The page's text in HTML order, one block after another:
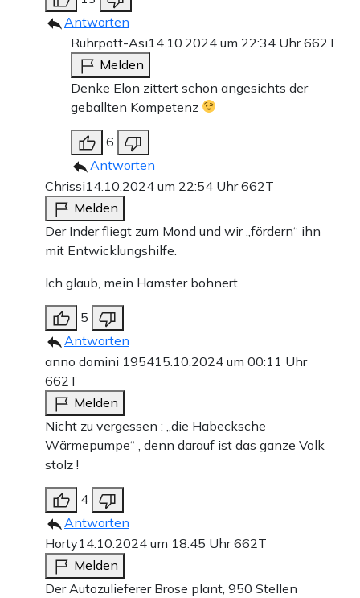
Antworten
Ruhrpott-Asi14.10.2024 um 22:34 Uhr662T
Melden
Denke Elon zittert schon angesichts der
geballten Kompetenz
6
Antworten
Chrissi14.10.2024 um 22:54 Uhr662T
Melden
Der Inder fliegt zum Mond und wir „fördern“ ihn
mit Entwicklungshilfe.
Ich glaub, mein Hamster bohnert.
5
Antworten
anno domini 195415.10.2024 um 00:11 Uhr
662T
Melden
Nicht zu vergessen : „die Habecksche
Wärmepumpe“ , denn darauf ist das ganze Volk
stolz !
4
Antworten
Horty14.10.2024 um 18:45 Uhr662T
Melden
Der Autozulieferer Brose plant, 950 Stellen